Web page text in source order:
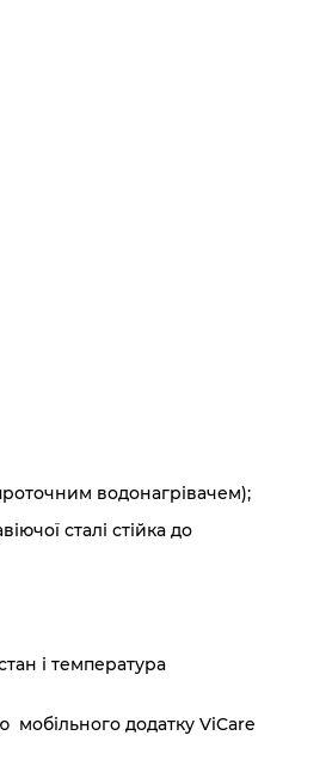
водонагрівачем);
сталі стійка до
і температура
додатку ViCare